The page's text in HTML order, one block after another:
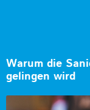
Warum die
gelingen wird